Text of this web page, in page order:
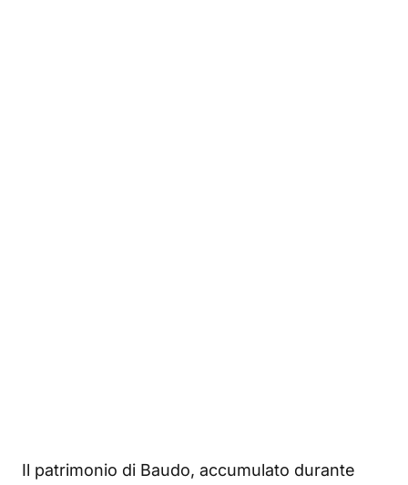
Il patrimonio di Baudo, accumulato durante